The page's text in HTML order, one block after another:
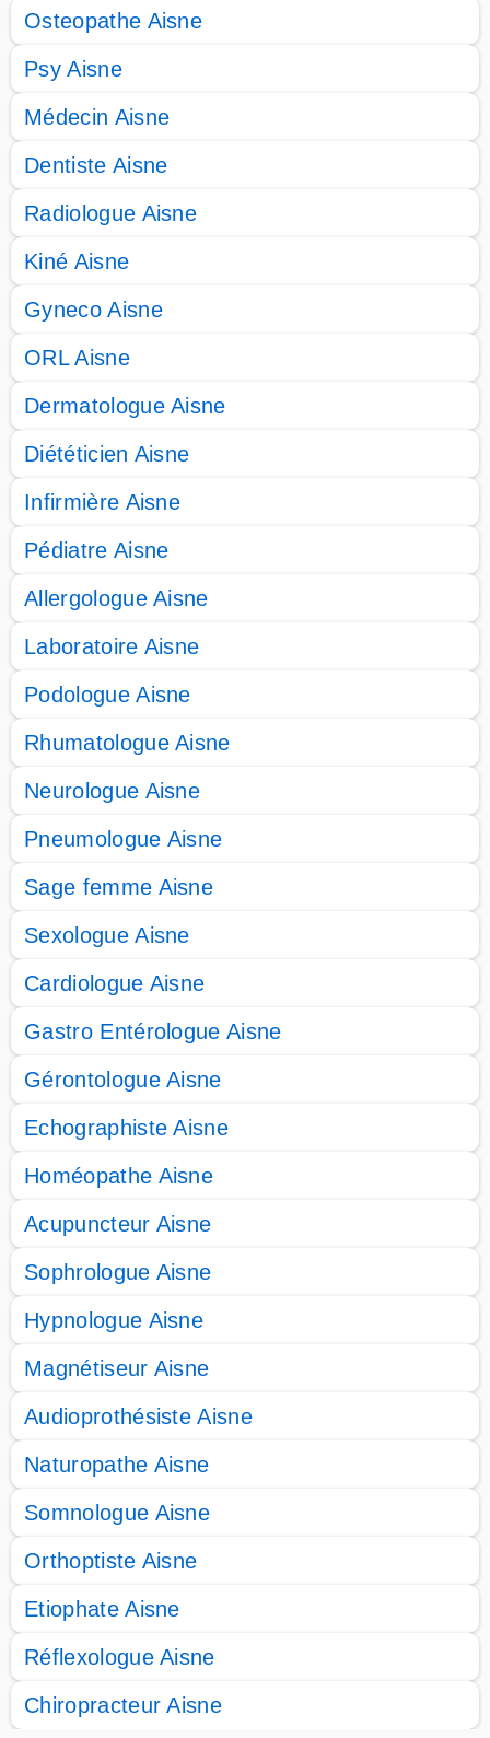
Osteopathe Aisne
Psy Aisne
Médecin Aisne
Dentiste Aisne
Radiologue Aisne
Kiné Aisne
Gyneco Aisne
ORL Aisne
Dermatologue Aisne
Diététicien Aisne
Infirmière Aisne
Pédiatre Aisne
Allergologue Aisne
Laboratoire Aisne
Podologue Aisne
Rhumatologue Aisne
Neurologue Aisne
Pneumologue Aisne
Sage femme Aisne
Sexologue Aisne
Cardiologue Aisne
Gastro Entérologue Aisne
Gérontologue Aisne
Echographiste Aisne
Homéopathe Aisne
Acupuncteur Aisne
Sophrologue Aisne
Hypnologue Aisne
Magnétiseur Aisne
Audioprothésiste Aisne
Naturopathe Aisne
Somnologue Aisne
Orthoptiste Aisne
Etiophate Aisne
Réflexologue Aisne
Chiropracteur Aisne